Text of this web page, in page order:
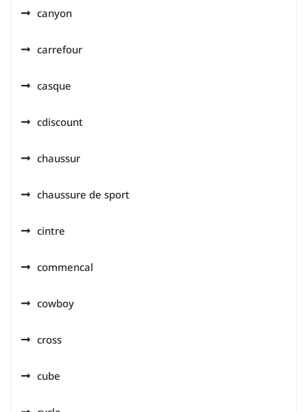
canyon
carrefour
casque
cdiscount
chaussur
chaussure de sport
cintre
commencal
cowboy
cross
cube